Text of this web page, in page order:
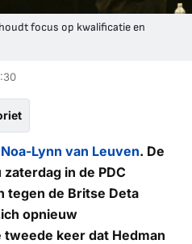
focus op kwalificatie en
Noa-Lynn van Leuven. De
in de PDC
tegen de Britse Deta
opnieuw
keer dat Hedman